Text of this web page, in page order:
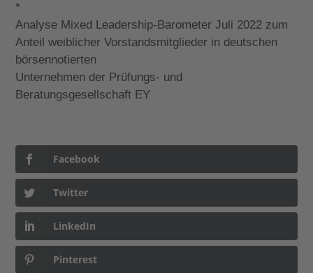
*
Analyse Mixed Leadership-Barometer Juli 2022 zum
Anteil weiblicher Vorstandsmitglieder in deutschen
börsennotierten
Unternehmen der Prüfungs- und
Beratungsgesellschaft EY
Facebook
Twitter
LinkedIn
Pinterest